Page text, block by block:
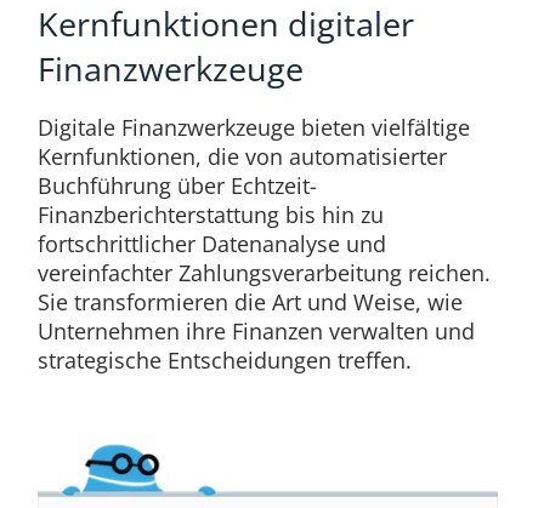
Kernfunktionen digitaler
Finanzwerkzeuge
Digitale Finanzwerkzeuge bieten vielfältige
Kernfunktionen, die von automatisierter
Buchführung über Echtzeit-
Finanzberichterstattung bis hin zu
fortschrittlicher Datenanalyse und
vereinfachter Zahlungsverarbeitung reichen.
Sie transformieren die Art und Weise, wie
Unternehmen ihre Finanzen verwalten und
strategische Entscheidungen treffen.